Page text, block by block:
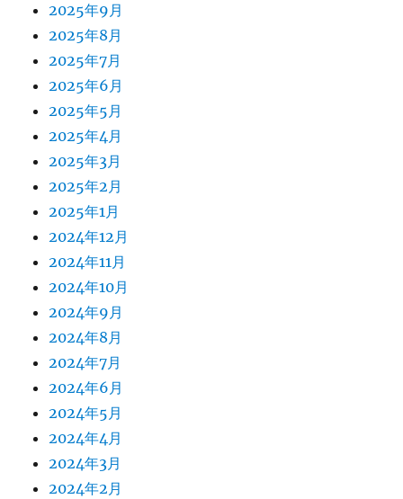
2025年9月
2025年8月
2025年7月
2025年6月
2025年5月
2025年4月
2025年3月
2025年2月
2025年1月
2024年12月
2024年11月
2024年10月
2024年9月
2024年8月
2024年7月
2024年6月
2024年5月
2024年4月
2024年3月
2024年2月